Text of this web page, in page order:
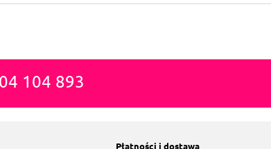
104 893
Płatności i dostawa